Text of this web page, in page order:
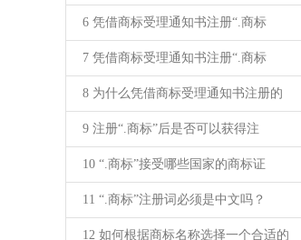
6 凭借商标受理通知书注册“.商标
7 凭借商标受理通知书注册“.商标
8 为什么凭借商标受理通知书注册的
9 注册“.商标”后是否可以获得注
10 “.商标”接受哪些国家的商标证
11 “.商标”注册词必须是中文吗？
12 如何根据商标名称选择一个合适的